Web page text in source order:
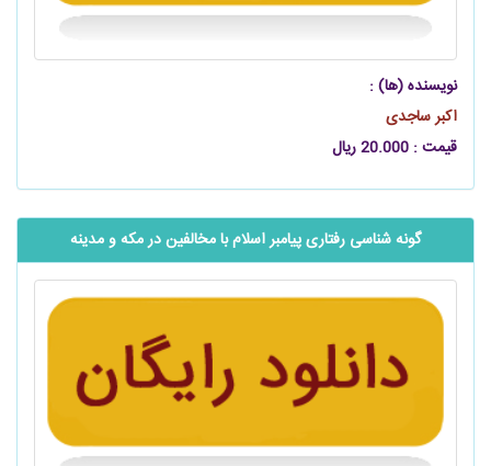
نویسنده (ها) :
اکبر ساجدی
قیمت : 20.000 ریال
گونه شناسی رفتاری پیامبر اسلام با مخالفین در مکه و مدینه